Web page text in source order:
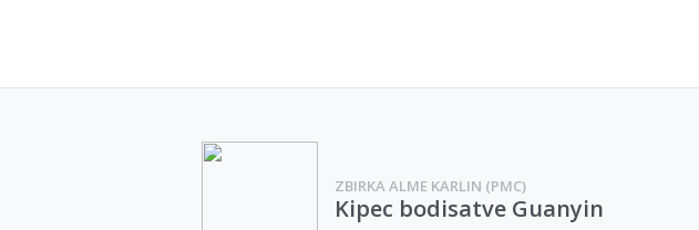
ZBIRKA ALME KARLIN (PMC)
Kipec bodisatve Guanyin